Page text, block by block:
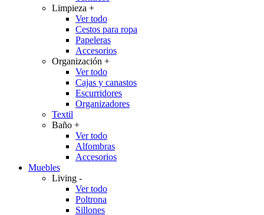
Limpieza +
Ver todo
Cestos para ropa
Papeleras
Accesorios
Organización +
Ver todo
Cajas y canastos
Escurridores
Organizadores
Textil
Baño +
Ver todo
Alfombras
Accesorios
Muebles
Living -
Ver todo
Poltrona
Sillones